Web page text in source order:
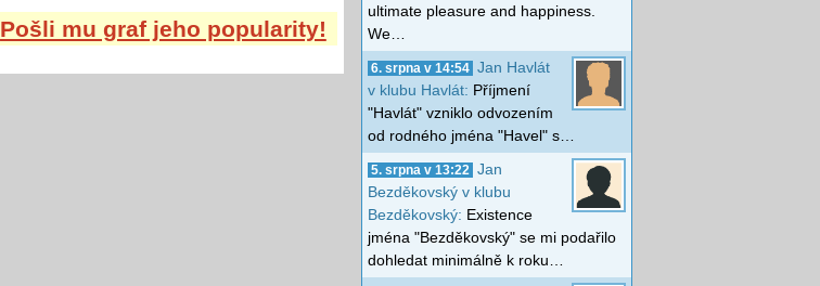
Pošli mu graf jeho popularity!
ultimate pleasure and happiness.
We…
6. srpna v 14:54 Jan Havlát
v klubu Havlát: Příjmení
"Havlát" vzniklo odvozením
od rodného jména "Havel" s…
5. srpna v 13:22
Jan
Bezděkovský v klubu
Bezděkovský: Existence
jména "Bezděkovský" se mi podařilo
dohledat minimálně k roku…